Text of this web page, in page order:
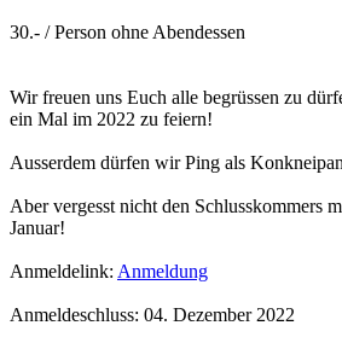
30.- / Person ohne Abendessen
Wir freuen uns Euch alle begrüssen zu
ein Mal im 2022 zu feiern!
Ausserdem dürfen wir Ping als
Aber vergesst nicht den Schlusskommers
Januar!
Anmeldelink: Anmeldung
Anmeldeschluss: 04. Dezember 2022